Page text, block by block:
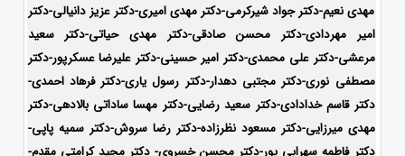
مهدی نعیم-دکتر جواد شیرکرمی-دکتر مهدی امیری-دکتر عزیز دانیالی-دکتر
امیر مهردادی-دکتر محسن صادقی-دکتر مهدی حیاتی-دکتر سعید
مرعشی-دکتر علی محمدی-دکتر امیر حسینی-دکتر علیرضا عسکرپور-دکتر
مصطفی نوری-دکتر مجتبی دهدار-دکتر رسول یاری-دکتر فرهاد احمدی-
دکتر قاسم خدادادی-دکتر سعید رضایی-دکتر مهسا ساداتی بالادهی-دکتر
مهدی میرزایی-دکتر مسعود نظرزاده-دکتر رضا سروش-دکتر سمیه پاپی-
دکتر فاطمه سهرابی پور-دکتر محسن خسروی- دکتر مجید کرامتی مقدم-